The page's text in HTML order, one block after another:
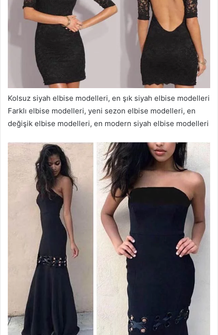
Kolsuz siyah elbise modelleri, en şık siyah elbise modelleri
Farklı elbise modelleri, yeni sezon elbise modelleri, en
değişik elbise modelleri, en modern siyah elbise modelleri